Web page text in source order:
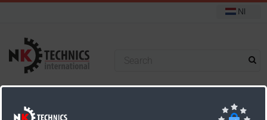
Nl
+31 (0) 314 393751